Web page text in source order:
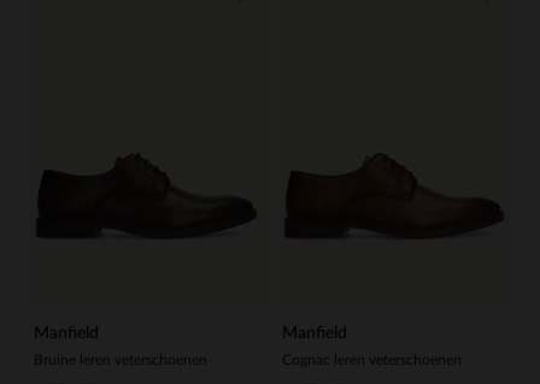
Manfield
Bruine leren veterschoenen
Manfield
Cognac leren veterschoenen